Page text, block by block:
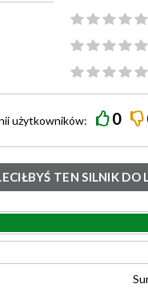
użytkowników: 0
TEN SILNIK DO